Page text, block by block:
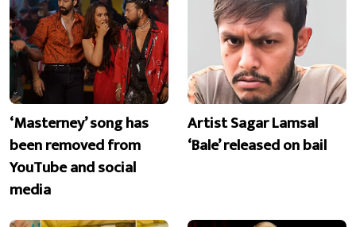
‘Masterney’ song has
been removed from
YouTube and social
media
Artist Sagar Lamsal
‘Bale’ released on bail